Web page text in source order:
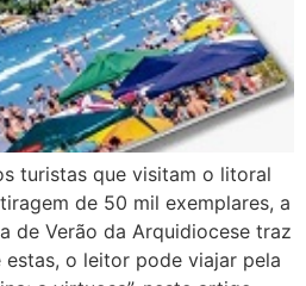
turistas que visitam o litoral
de 50 mil exemplares, a
de Verão da Arquidiocese traz
estas, o leitor pode viajar pela